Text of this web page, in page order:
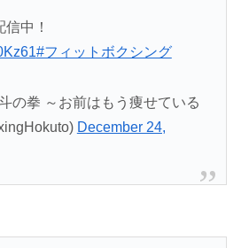
中！
#フィットボクシング
の拳 ～お前はもう痩せている
December 24,